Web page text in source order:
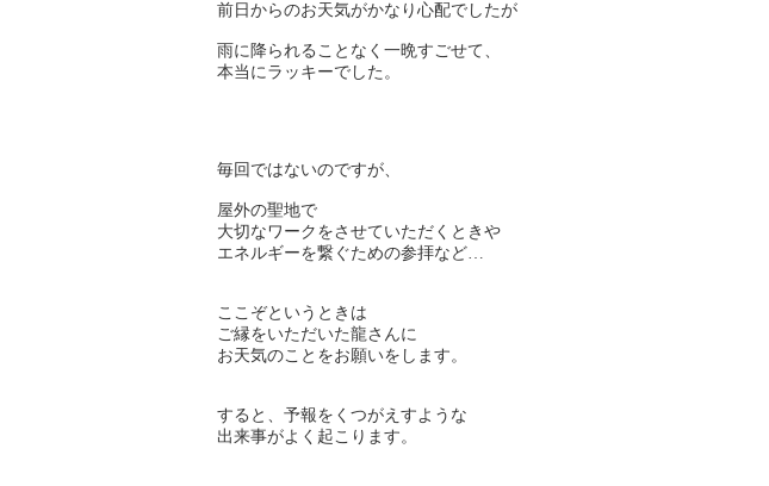
前日からのお天気がかなり心配でしたが
雨に降られることなく一晩すごせて、
本当にラッキーでした。
毎回ではないのですが、
屋外の聖地で
大切なワークをさせていただくときや
エネルギーを繋ぐための参拝など…
ここぞというときは
ご縁をいただいた龍さんに
お天気のことをお願いをします。
すると、予報をくつがえすような
出来事がよく起こります。